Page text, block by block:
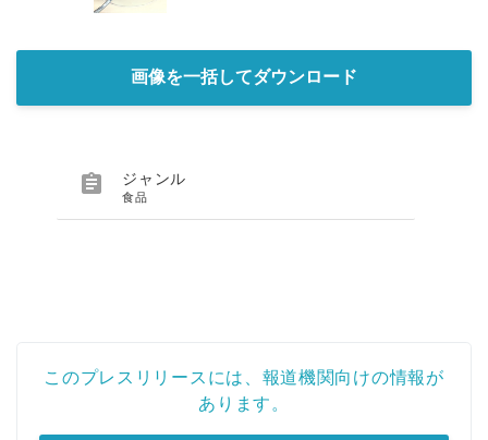
画像を一括してダウンロード
 ジャンル
食品
このプレスリリースには、報道機関向けの情報が
あります。